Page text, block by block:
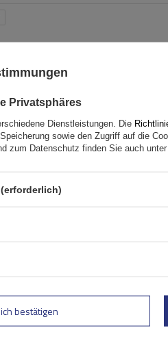
Privatsphäres
Dienstleistungen. Die
sowie den Zugriff auf die
zum Datenschutz finden Sie auch unter
bestätigen